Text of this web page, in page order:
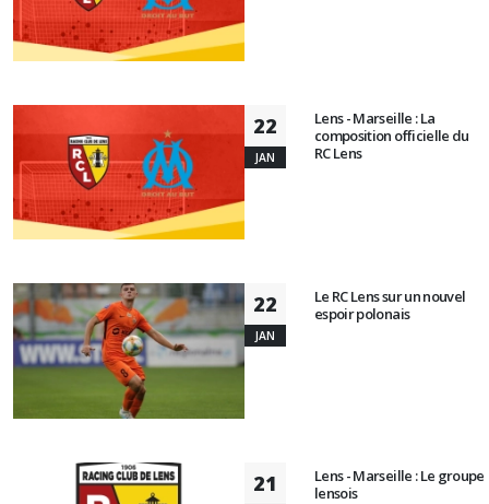
22
JAN
Lens - Marseille : La
composition officielle du
RC Lens
22
JAN
Le RC Lens sur un nouvel
espoir polonais
21
Lens - Marseille : Le groupe
lensois